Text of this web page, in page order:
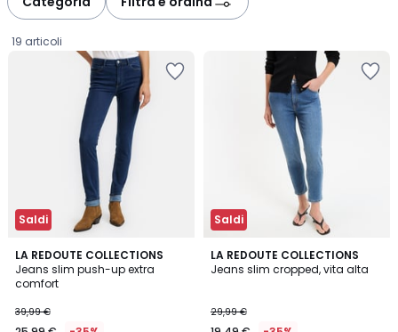
19 articoli
Saldi
LA REDOUTE COLLECTIONS
Jeans slim push-up extra
comfort
€
39,99 €
4,2
/ 5
2
Colori
Saldi
LA REDOUTE COLLECTIONS
Jeans slim cropped, vita alta
29,99 €
4,1
/ 5
2
Colori